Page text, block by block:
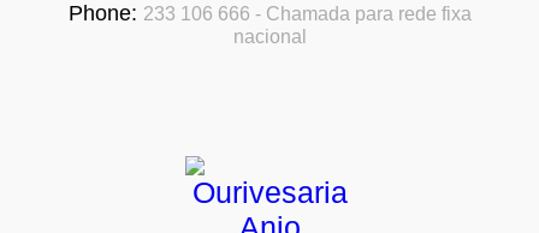
Phone: 233 106 666 - Chamada para rede fixa
nacional